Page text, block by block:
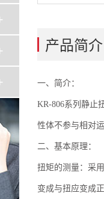
产品简介
一、简介：
KR-806系列静止
性体不参与相对
二、基本原理：
扭矩的测量：采
变成与扭应变成